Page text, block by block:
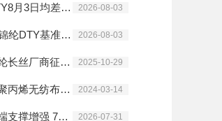
生意社锦纶DTY8月3日均差继续正向缩小为132.00元/吨 2026-08-03
8月3日生意社锦纶DTY基准价为16120.00元/吨 2026-08-03
巴西对中国锦纶长丝厂商征收临时反倾销税 2025-10-29
哥伦比亚对华聚丙烯无纺布启动反倾销调查 2024-03-14
生意社：成本端支撑增强 7月锦纶长丝价格上行 2026-07-31